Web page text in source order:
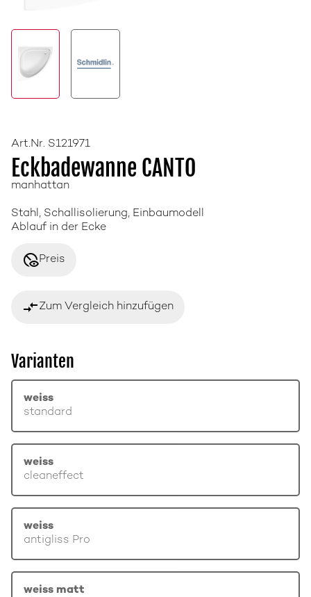
Art.Nr. S121971
Eckbadewanne CANTO
manhattan
Stahl, Schallisolierung, Einbaumodell
Ablauf in der Ecke
disabled_visiblePreis
compare_arrowsZum Vergleich hinzufügen
Varianten
weiss
standard
weiss
cleaneffect
weiss
antigliss Pro
weiss matt